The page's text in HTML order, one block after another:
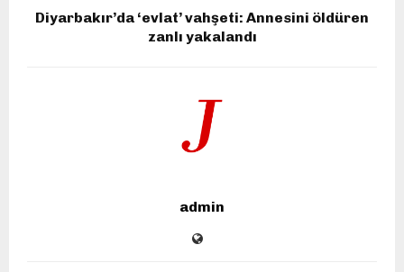
Diyarbakır’da ‘evlat’ vahşeti: Annesini öldüren
zanlı yakalandı
admin